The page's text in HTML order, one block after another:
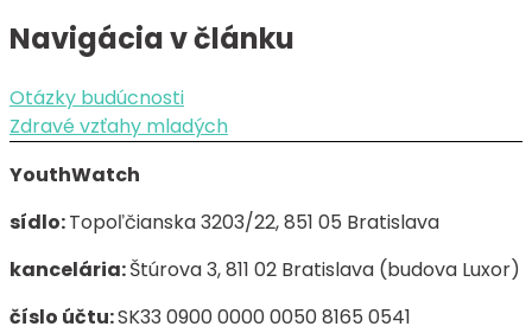
Navigácia v článku
Otázky budúcnosti
Zdravé vzťahy mladých
YouthWatch
sídlo:Topoľčianska 3203/22, 851 05 Bratislava
kancelária:Štúrova 3, 811 02 Bratislava (budova Luxor)
číslo účtu:SK33 0900 0000 0050 8165 0541